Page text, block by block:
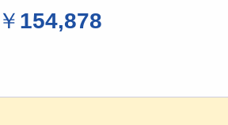
￥ 154,878